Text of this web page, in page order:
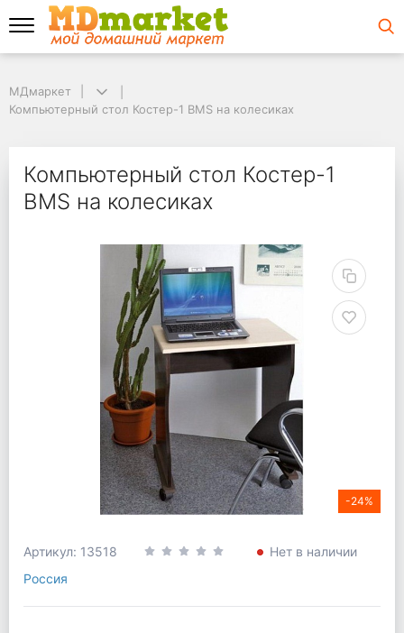
Компьютерный стол Костер-1 BMS на колесиках
Компьютерный стол
МДмаркет
Компьютерный стол Костер-1 BMS на колесиках
Компьютерный стол Костер-1
BMS на колесиках
-24%
Артикул: 13518
Нет в наличии
Россия